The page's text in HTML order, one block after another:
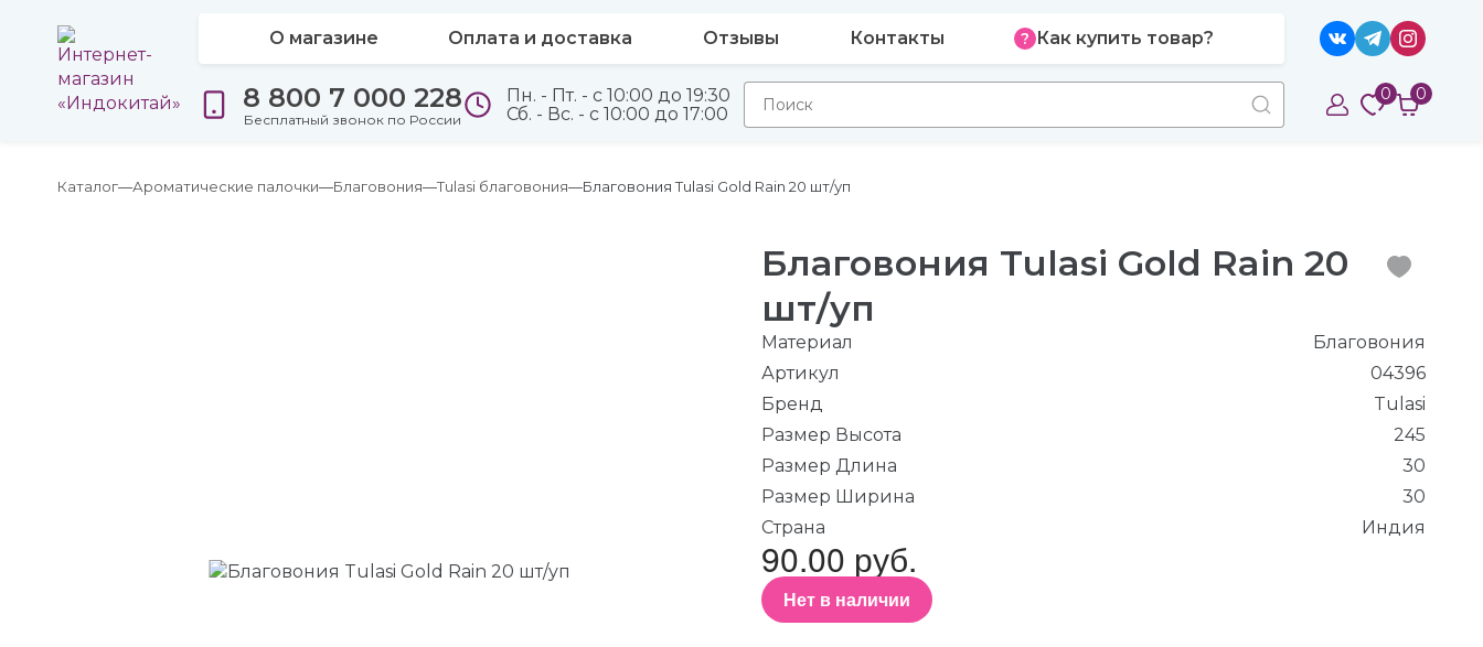
О магазине Оплата и доставка Отзывы Контакты Как купить товар?
8 800 7 000 228
Бесплатный звонок по России
Пн. - Пт. - с 10:00 до 19:30
Сб. - Вс. - с 10:00 до 17:00
0 0
Каталог Ароматические палочки Благовония Tulasi благовония Благовония Tulasi Gold Rain 20 шт/уп
Благовония Tulasi Gold Rain 20
шт/уп
Материал
Благовония
Артикул
04396
Бренд
Tulasi
Размер Высота
245
Размер Длина
30
Размер Ширина
30
Страна
Индия
90.00 руб.
Нет в наличии